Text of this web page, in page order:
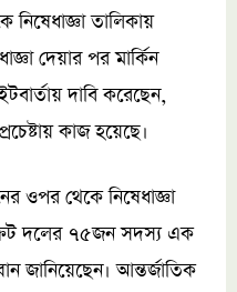
নিষেধাজ্ঞা তালিকায়
দেয়ার পর মার্কিন
দাবি করেছেন,
কাজ হয়েছে।
ওপর থেকে নিষেধাজ্ঞা
দলের ৭৫জন সদস্য এক
জানিয়েছেন। আন্তর্জাতিক